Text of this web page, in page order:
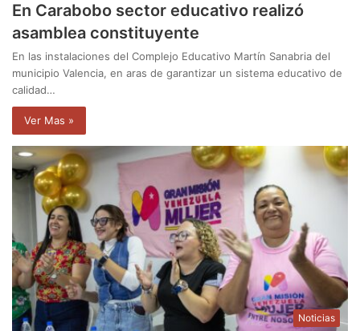
En Carabobo sector educativo realizó
asamblea constituyente
En las instalaciones del Complejo Educativo Martín Sanabria del
municipio Valencia, en aras de garantizar un sistema educativo de
calidad…
Ver Mas »
Noticias